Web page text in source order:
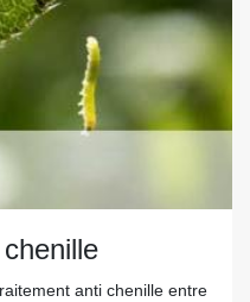
anti chenille entre